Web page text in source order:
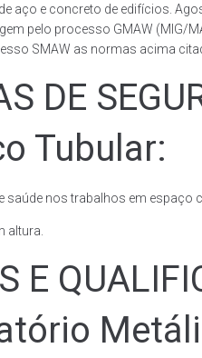
aço e concreto de edifícios.
pelo processo GMAW (MIG/
SMAW as normas acima
DE
Tubular:
saúde nos trabalhos em espaço
altura.
E